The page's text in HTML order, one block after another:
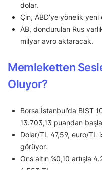
dolar.
Çin, ABD’ye yönelik yeni
AB, dondurulan Rus
milyar avro aktaracak.
Memleketten
Oluyor?
Borsa İstanbul’da BIST
13.703,13 puandan
Dolar/TL 47,59, euro/TL
görüyor.
Ons altın %0,10 artışla